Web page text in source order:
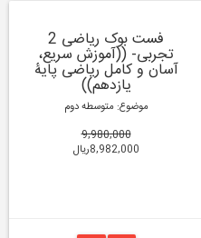
فست بوک ریاضی 2
تجربی- ((آموزش سریع،
آسان و کامل ریاضی پایۀ
یازدهم))
موضوع: متوسطه دوم
9,980,000
8,982,000ریال